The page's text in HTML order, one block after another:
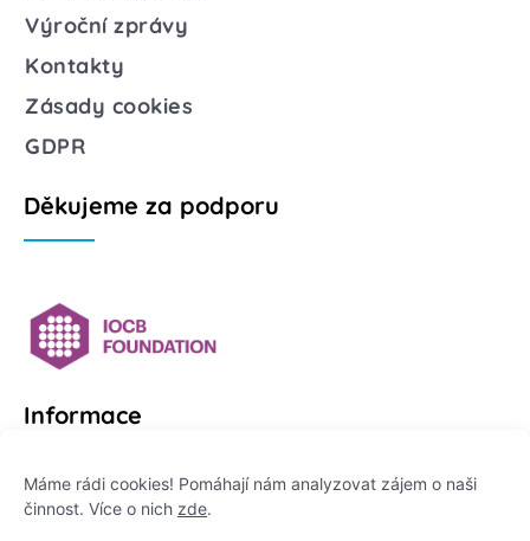
Máme rádi cookies! Pomáhají nám analyzovat zájem o naši
činnost. Více o nich zde.
Výroční zprávy
Kontakty
Zásady cookies
GDPR
Děkujeme za podporu
Informace
Platformu Zeptej se vědce provozuje: